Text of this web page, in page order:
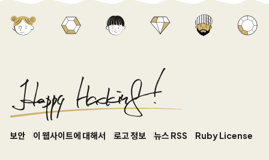
보안 이 웹사이트에 대해서 로고 정보 뉴스 RSS Ruby License